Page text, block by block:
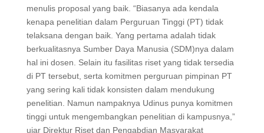
menulis proposal yang baik. “Biasanya ada kendala
kenapa penelitian dalam Perguruan Tinggi (PT) tidak
telaksana dengan baik. Yang pertama adalah tidak
berkualitasnya Sumber Daya Manusia (SDM)nya dalam
hal ini dosen. Selain itu fasilitas riset yang tidak tersedia
di PT tersebut, serta komitmen perguruan pimpinan PT
yang sering kali tidak konsisten dalam mendukung
penelitian. Namun nampaknya Udinus punya komitmen
tinggi untuk mengembangkan penelitian di kampusnya,”
ujar Direktur Riset dan Pengabdian Masyarakat